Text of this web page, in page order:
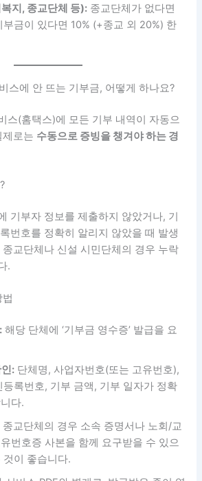
지, 종교단체 등): 종교단체가 없다면
금이 있다면 10% (+종교 외 20%) 한
스에 안 뜨는 기부금, 어떻게 하나요?
스(홈택스)에 모든 기부 내역이 자동으
로는 수동으로 증빙을 챙겨야 하는 경
기부자 정보를 제출하지 않았거나, 기
번호를 정확히 알리지 않았을 때 발생
교단체나 신설 시민단체의 경우 누락
.
해당 단체에 ‘기부금 영수증’ 발급을 요
: 단체명, 사업자번호(또는 고유번호),
등록번호, 기부 금액, 기부 일자가 정확
다.
종교단체의 경우 소속 증명서나 노회/교
번호증 사본을 함께 요구받을 수 있으
이 좋습니다.